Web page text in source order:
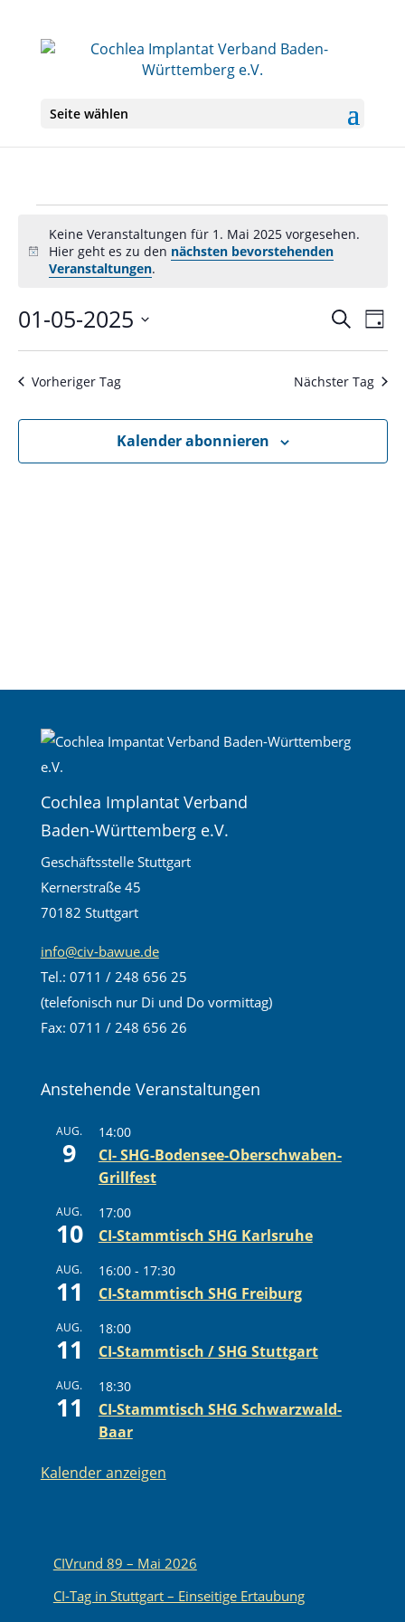
Seite wählen
für
2025
Hinweis
Keine Veranstaltungen für 1. Mai 2025 vorgesehen.
Hier geht es zu den nächsten bevorstehenden
Veranstaltungen.
SucheTag
01-05-2025
Datum
wählen.
Vorheriger Tag Nächster Tag
Kalender abonnieren
Cochlea Implantat Verband
Baden-Württemberg e.V.
Geschäftsstelle Stuttgart
Kernerstraße 45
70182 Stuttgart
info@civ-bawue.de
Tel.: 0711 / 248 656 25
(telefonisch nur Di und Do vormittag)
Fax: 0711 / 248 656 26
Anstehende Veranstaltungen
AUG.
9
14:00
CI- SHG-Bodensee-Oberschwaben-
Grillfest
AUG.
10
17:00
CI-Stammtisch SHG Karlsruhe
AUG.
11
16:00- 17:30
CI-Stammtisch SHG Freiburg
AUG.
11
18:00
CI-Stammtisch / SHG Stuttgart
AUG.
11
18:30
CI-Stammtisch SHG Schwarzwald-
Baar
Kalender anzeigen
CIVrund 89 – Mai 2026
CI-Tag in Stuttgart – Einseitige Ertaubung